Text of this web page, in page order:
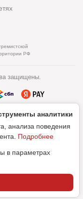
РФ
защищены.
данных
данных
аналитики
анализа поведения
Подробнее
в параметрах